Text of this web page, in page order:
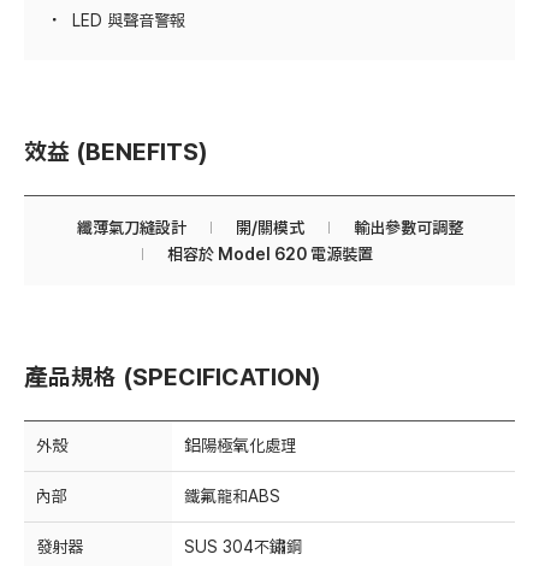
LED 與聲音警報
效益 (BENEFITS)
纖薄氣刀縫設計 開/關模式
輸出參數可調整
相容於 Model 620 電源裝置
產品規格 (SPECIFICATION)
外殼 鋁陽極氧化處理
內部 鐵氟龍和ABS
發射器 SUS 304不鏽鋼